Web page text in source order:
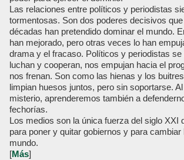
Las relaciones entre políticos y periodistas
tormentosas. Son dos poderes decisivos
décadas han pretendido dominar el mundo.
han mejorado, pero otras veces lo han
drama y el fracaso. Políticos y periodistas se
luchan y cooperan, nos empujan hacia el
nos frenan. Son como las hienas y los
limpian huesos juntos, pero sin soportarse.
misterio, aprenderemos también a
fechorías.
Los medios son la única fuerza del siglo XXI
para poner y quitar gobiernos y para
mundo.
[Más]